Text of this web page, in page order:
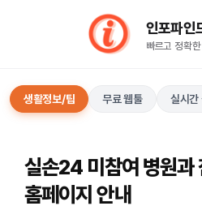
인포파
빠르고 정확
생활정보/팁 무료 웹툴 실시간
실손24 미참여 병원과
홈페이지 안내